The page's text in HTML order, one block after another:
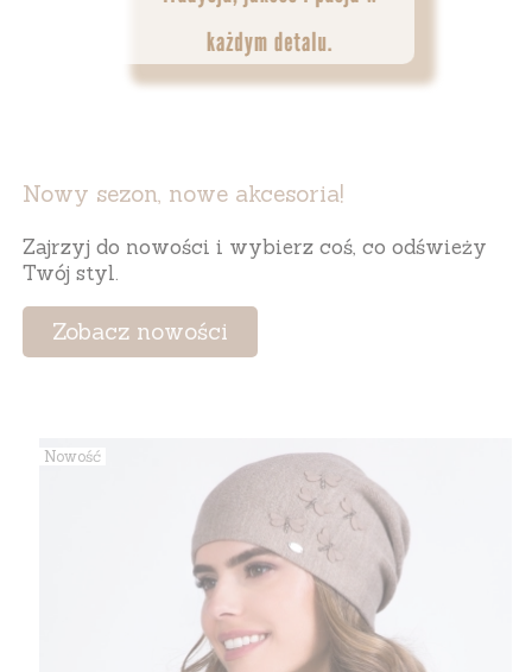
Nowy sezon, nowe akcesoria!
Zajrzyj do nowości i wybierz coś, co odświeży
Twój styl.
Zobacz nowości
Nowość